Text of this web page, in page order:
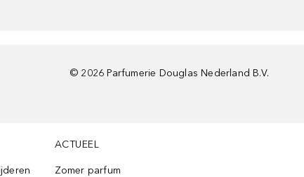
© 2026 Parfumerie Douglas Nederland B.V.
ACTUEEL
Zomer parfum